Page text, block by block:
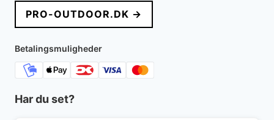
PRO-OUTDOOR.DK →
Betalingsmuligheder
Har du set?